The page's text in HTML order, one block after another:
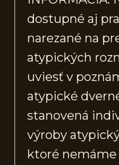
dostupné aj
narezané na
atypických
uviesť v
atypické
stanovená
výroby
ktoré nemáme